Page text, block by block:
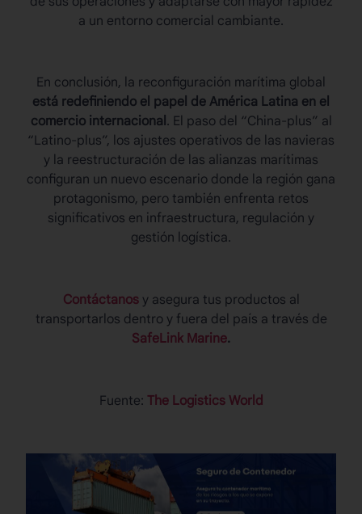
a un entorno comercial cambiante.
En conclusión, la reconfiguración marítima global
está redefiniendo el papel de América Latina en el
comercio internacional. El paso del “China-plus” al
“Latino-plus”, los ajustes operativos de las navieras
y la reestructuración de las alianzas marítimas
configuran un nuevo escenario donde la región gana
protagonismo, pero también enfrenta retos
significativos en infraestructura, regulación y
gestión logística.
Contáctanosy asegura tus productos al
transportarlos dentro y fuera del país a través de
SafeLink Marine.
Fuente: The Logistics World